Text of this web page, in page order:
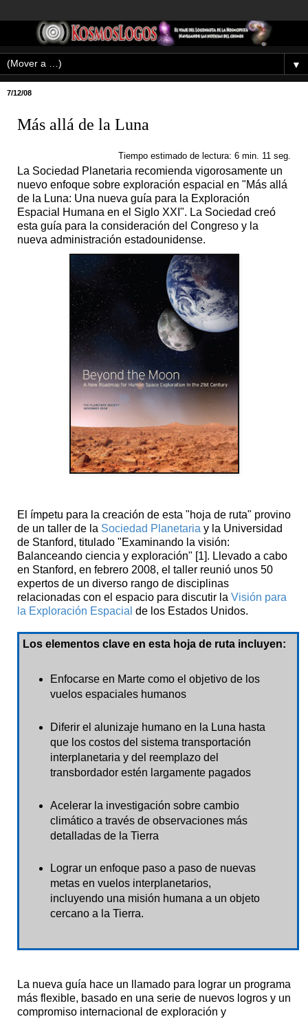
▼
7/12/08
Más allá de la Luna
Tiempo estimado de lectura: 6 min. 11 seg.
La Sociedad Planetaria recomienda vigorosamente un
nuevo enfoque sobre exploración espacial en "Más allá
de la Luna: Una nueva guía para la Exploración
Espacial Humana en el Siglo XXI". La Sociedad creó
esta guía para la consideración del Congreso y la
nueva administración estadounidense.
El ímpetu para la creación de esta "hoja de ruta" provino
de un taller de la Sociedad Planetaria y la Universidad
de Stanford, titulado "Examinando la visión:
Balanceando ciencia y exploración" [1]. Llevado a cabo
en Stanford, en febrero 2008, el taller reunió unos 50
expertos de un diverso rango de disciplinas
relacionadas con el espacio para discutir la Visión para
la Exploración Espacial de los Estados Unidos.
Los elementos clave en esta hoja de ruta incluyen:
Enfocarse en Marte como el objetivo de los
vuelos espaciales humanos
Diferir el alunizaje humano en la Luna hasta
que los costos del sistema transportación
interplanetaria y del reemplazo del
transbordador estén largamente pagados
Acelerar la investigación sobre cambio
climático a través de observaciones más
detalladas de la Tierra
Lograr un enfoque paso a paso de nuevas
metas en vuelos interplanetarios,
incluyendo una misión humana a un objeto
cercano a la Tierra.
La nueva guía hace un llamado para lograr un programa
más flexible, basado en una serie de nuevos logros y un
compromiso internacional de exploración y